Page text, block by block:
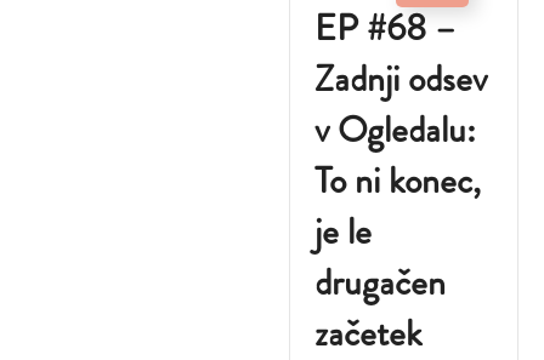
EP #68 –
Zadnji odsev
v Ogledalu:
To ni konec,
je le
drugačen
začetek